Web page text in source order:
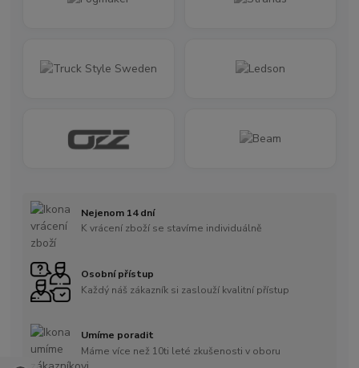
Nejenom 14 dní
K vrácení zboží se stavíme individuálně
Osobní přístup
Každý náš zákazník si zaslouží kvalitní přístup
Umíme poradit
Máme více než 10ti leté zkušenosti v oboru